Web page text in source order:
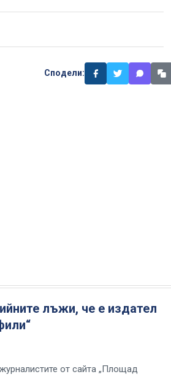
Сподели:
лъжи, че е издател
от сайта „Площад